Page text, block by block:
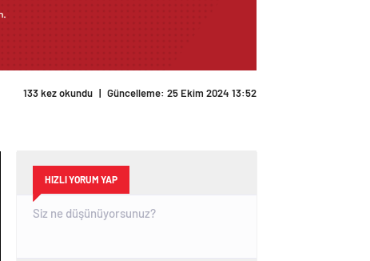
133 kez okundu | Güncelleme: 25 Ekim 2024 13:52
HIZLI YORUM YAP